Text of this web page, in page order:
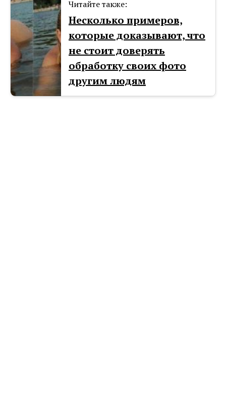
Читайте также:
Несколько примеров,
которые доказывают, что
не стоит доверять
обработку своих фото
другим людям